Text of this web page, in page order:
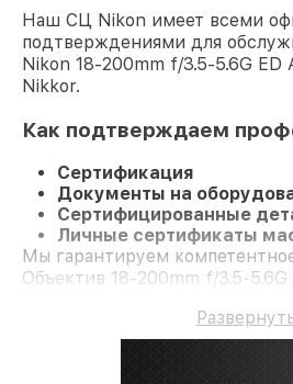
Наш СЦ Nikon имеет всеми
подтверждениями для
Nikon 18-200mm f/3.5-5.6G ED
Nikkor.
Как подтверждаем
Сертификация
Документы на
Сертифицированные
Личные сертификаты
Мы гарантируем
Объектив 18-200mm f/3.5-5.6G